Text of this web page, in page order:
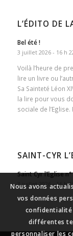
L’ÉDITO DE
Bel été !
3 juillet 2026 - 16 h
Voilà l’heure de
lire un livre ou
Sa Sainteté Léon
la lire pour vous
sociale de
SAINT-CYR
Saint Cyr l’Eglise
3 juillet 2026 - 16 h
Nous avons
vos données
confidentialité
différentes
personnaliser les